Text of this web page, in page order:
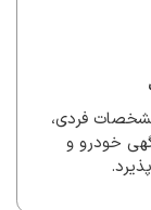
فردی،
خودرو و